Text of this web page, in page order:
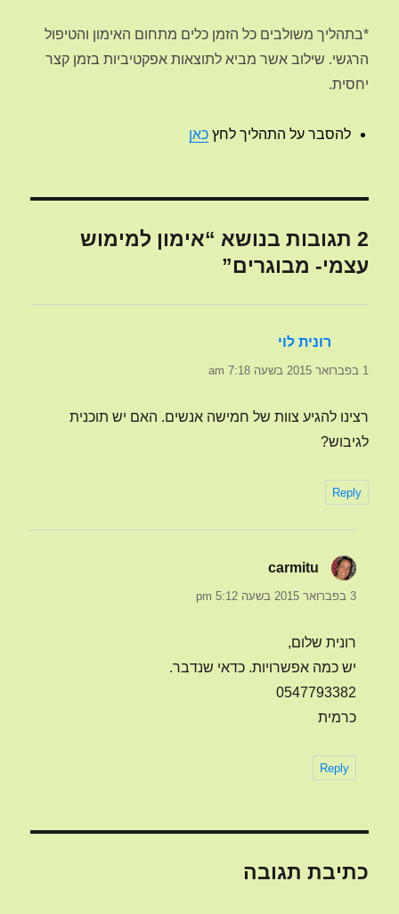
*בתהליך משולבים כל הזמן כלים מתחום האימון והטיפול
הרגשי. שילוב אשר מביא לתוצאות אפקטיביות בזמן קצר
יחסית.
להסבר על התהליך לחץכאן
2 תגובות בנושא “אימון למימוש
עצמי- מבוגרים”
רונית לוי
1 בפברואר 2015 בשעה 7:18 am
רצינו להגיע צוות של חמישה אנשים. האם יש תוכנית
לגיבוש?
Reply
carmitu
3 בפברואר 2015 בשעה 5:12 pm
רונית שלום,
יש כמה אפשרויות. כדאי שנדבר.
0547793382
כרמית
Reply
כתיבת תגובה